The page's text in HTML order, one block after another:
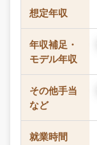
想定年収
年収補足・
モデル年収
その他手当
など
就業時間